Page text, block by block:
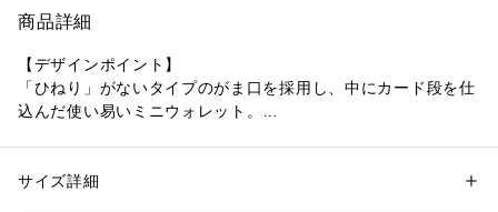
商品詳細
【デザインポイント】
「ひねり」がないタイプのがま口を採用し、中にカード段を仕
込んだ使い易いミニウォレット。
性別：メンズ
サイズ詳細